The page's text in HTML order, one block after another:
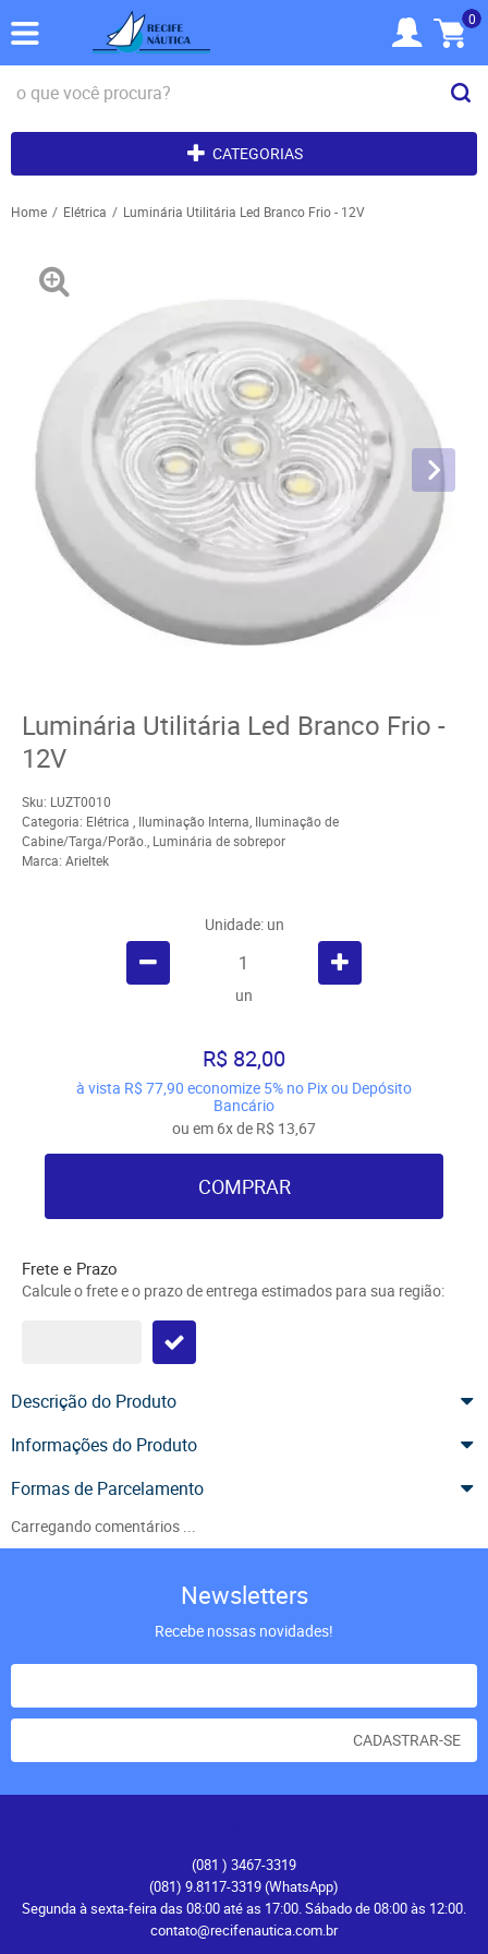
0
CATEGORIAS
Home Elétrica Luminária Utilitária Led Branco Frio - 12V
Luminária Utilitária Led Branco Frio -
12V
Sku: LUZT0010
Categoria: Elétrica , Iluminação Interna, Iluminação de
Cabine/Targa/Porão., Luminária de sobrepor
Marca: Arieltek
Unidade: un
un
R$ 82,00
à vista R$ 77,90 economize 5% no Pix ou Depósito
Bancário
ou em 6xde R$ 13,67
COMPRAR
Frete e Prazo
Calcule o frete e o prazo de entrega estimados para sua região:
Descrição do Produto
Informações do Produto
Formas de Parcelamento
Carregando comentários ...
Newsletters
Recebe nossas novidades!
CADASTRAR-SE
(081 ) 3467-3319
(081) 9.8117-3319(WhatsApp)
Segunda à sexta-feira das 08:00 até as 17:00. Sábado de 08:00 às 12:00.
contato@recifenautica.com.br